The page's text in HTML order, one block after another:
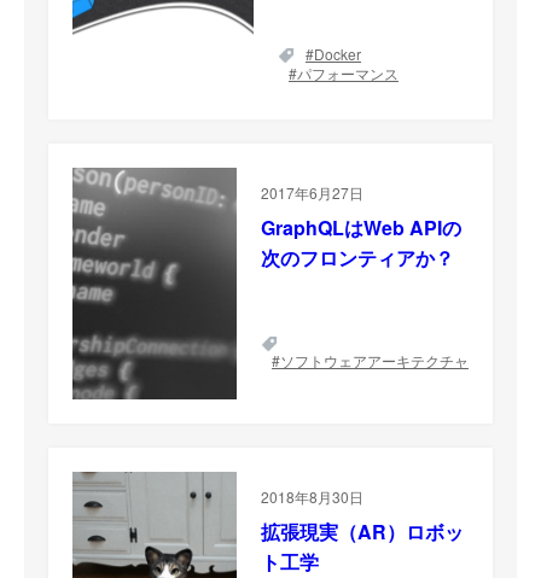
Docker
パフォーマンス
2017年6月27日
GraphQLはWeb APIの
次のフロンティアか？
ソフトウェアアーキテクチャ
2018年8月30日
拡張現実（AR）ロボッ
ト工学